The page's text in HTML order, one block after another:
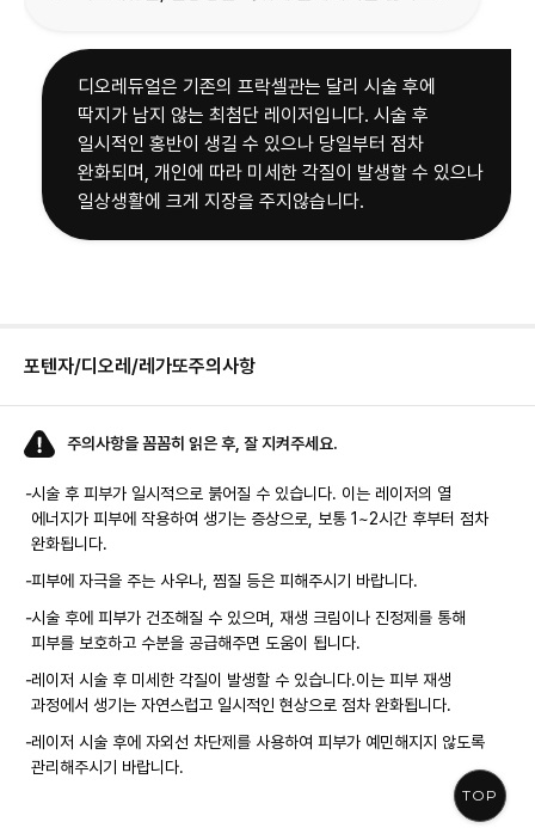
TOP
디오레듀얼은 기존의 프락셀관는 달리 시술 후에
딱지가 남지 않는 최첨단 레이저입니다. 시술 후
일시적인 홍반이 생길 수 있으나 당일부터 점차
완화되며, 개인에 따라 미세한 각질이 발생할 수 있으나
일상생활에 크게 지장을 주지않습니다.
포텐자/디오레/레가또주의사항
주의사항을 꼼꼼히 읽은 후, 잘 지켜주세요.
-시술 후 피부가 일시적으로 붉어질 수 있습니다. 이는 레이저의 열
에너지가 피부에 작용하여 생기는 증상으로, 보통 1~2시간 후부터 점차
완화됩니다.
-피부에 자극을 주는 사우나, 찜질 등은 피해주시기 바랍니다.
-시술 후에 피부가 건조해질 수 있으며, 재생 크림이나 진정제를 통해
피부를 보호하고 수분을 공급해주면 도움이 됩니다.
-레이저 시술 후 미세한 각질이 발생할 수 있습니다.이는 피부 재생
과정에서 생기는 자연스럽고 일시적인 현상으로 점차 완화됩니다.
-레이저 시술 후에 자외선 차단제를 사용하여 피부가 예민해지지 않도록
관리해주시기 바랍니다.